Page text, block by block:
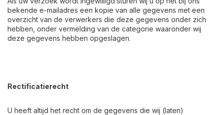
bekende e-mailadres een kopie van alle gegevens met een
overzicht van de verwerkers die deze gegevens onder zich
hebben, onder vermelding van de categorie waaronder wij
deze gegevens hebben opgeslagen.
Rectificatierecht
U heeft altijd het recht om de gegevens die wij (laten)